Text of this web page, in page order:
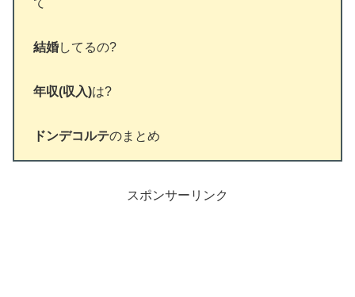
て
結婚してるの?
年収(収入)は?
ドンデコルテのまとめ
スポンサーリンク